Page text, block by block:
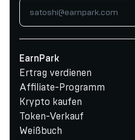
EarnPark
Ertrag verdienen
Affiliate-Programm
Krypto kaufen
Token-Verkauf
Weißbuch